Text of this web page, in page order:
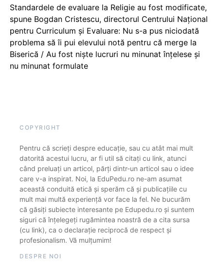
Standardele de evaluare la Religie au fost modificate,
spune Bogdan Cristescu, directorul Centrului Național
pentru Curriculum și Evaluare: Nu s-a pus niciodată
problema să îi pui elevului notă pentru că merge la
Biserică / Au fost niște lucruri nu minunat înțelese și
nu minunat formulate
COPYRIGHT
Pentru că scrieți despre educație, sau cu atât mai mult
datorită acestui lucru, ar fi util să citați cu link, atunci
când preluați un articol, părți dintr-un articol sau o idee
care v-a inspirat. Noi, la EduPedu.ro ne-am asumat
această conduită etică și sperăm că și publicațiile cu
mult mai multă experiență vor face la fel. Ne bucurăm
că găsiți subiecte interesante pe Edupedu.ro și suntem
siguri că înțelegeți rugămintea noastră de a cita sursa
(cu link), ca o declarație reciprocă de respect și
profesionalism. Vă mulțumim!
DESPRE NOI